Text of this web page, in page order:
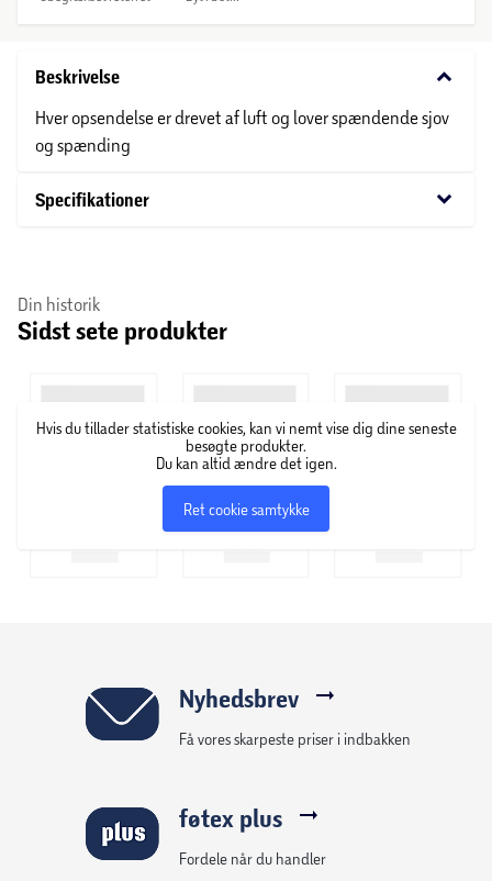
Beskrivelse keyboard_arrow_down
Hver opsendelse er drevet af luft og lover spændende sjov
og spænding
Specifikationer keyboard_arrow_down
Din historik
Sidst sete produkter
Hvis du tillader statistiske cookies, kan vi nemt vise dig dine seneste
besøgte produkter.
Du kan altid ændre det igen.
Ret cookie samtykke
Nyhedsbrev
Få vores skarpeste priser i indbakken
føtex plus
Fordele når du handler